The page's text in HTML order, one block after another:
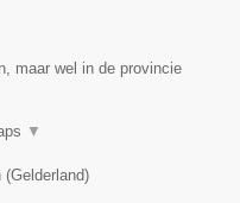
maar wel in de provincie
▼
(Gelderland)